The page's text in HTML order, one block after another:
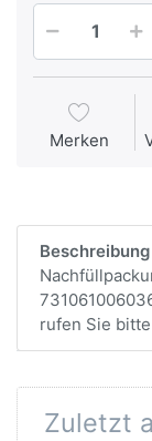
Merken
Beschreibung
rufen Sie
Zuletzt